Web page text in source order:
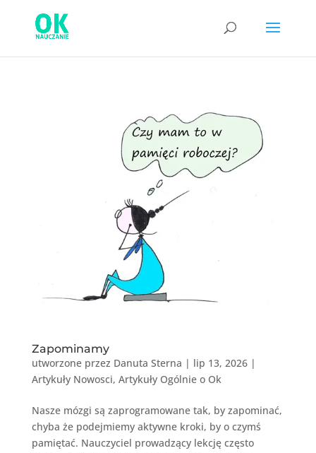
Zapominamy
utworzone przez Danuta Sterna | lip 13, 2026|
Artykuły Nowosci, Artykuły Ogólnie o Ok
Nasze mózgi są zaprogramowane tak, by zapominać,
chyba że podejmiemy aktywne kroki, by o czymś
pamiętać. Nauczyciel prowadzący lekcję często